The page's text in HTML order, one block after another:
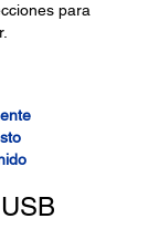
para